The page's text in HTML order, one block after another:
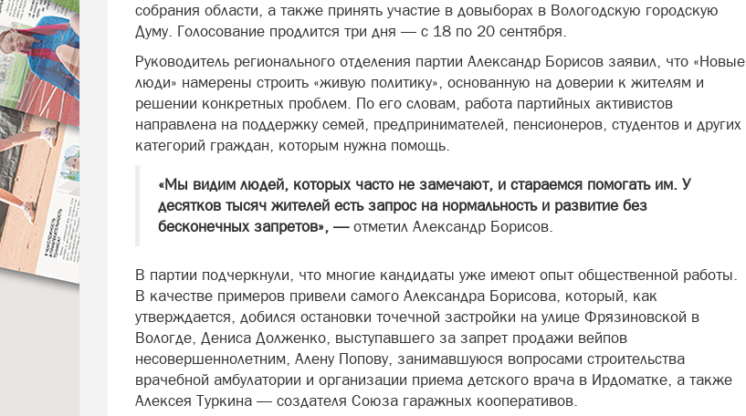
собрания области, а также принять участие в довыборах в Вологодскую городскую
Думу. Голосование продлится три дня — с 18 по 20 сентября.
Руководитель регионального отделения партии Александр Борисов заявил, что «Новые
люди» намерены строить «живую политику», основанную на доверии к жителям и
решении конкретных проблем. По его словам, работа партийных активистов
направлена на поддержку семей, предпринимателей, пенсионеров, студентов и других
категорий граждан, которым нужна помощь.
«Мы видим людей, которых часто не замечают, и стараемся помогать им. У
десятков тысяч жителей есть запрос на нормальность и развитие без
бесконечных запретов», —отметил Александр Борисов.
В партии подчеркнули, что многие кандидаты уже имеют опыт общественной работы.
В качестве примеров привели самого Александра Борисова, который, как
утверждается, добился остановки точечной застройки на улице Фрязиновской в
Вологде, Дениса Долженко, выступавшего за запрет продажи вейпов
несовершеннолетним, Алену Попову, занимавшуюся вопросами строительства
врачебной амбулатории и организации приема детского врача в Ирдоматке, а также
Алексея Туркина — создателя Союза гаражных кооперативов.